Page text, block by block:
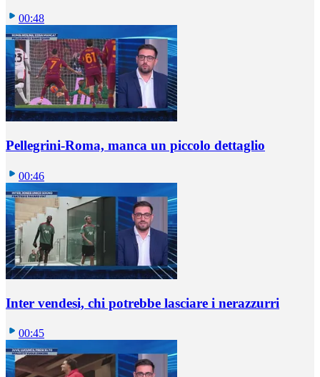
00:48
Pellegrini-Roma, manca un piccolo dettaglio
00:46
Inter vendesi, chi potrebbe lasciare i nerazzurri
00:45